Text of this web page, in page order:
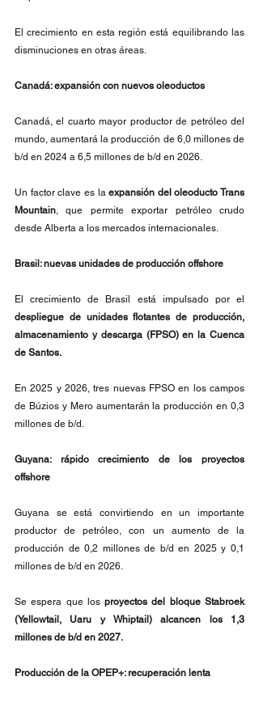
El crecimiento en esta región está equilibrando las
disminuciones en otras áreas.
Canadá: expansión con nuevos oleoductos
Canadá, el cuarto mayor productor de petróleo del
mundo, aumentará la producción de 6,0 millones de
b/d en 2024 a 6,5 ​​​​millones de b/d en 2026.
Un factor clave es la expansión del oleoducto Trans
Mountain, que permite exportar petróleo crudo
desde Alberta a los mercados internacionales.
Brasil: nuevas unidades de producción offshore
despliegue de unidades flotantes de producción,
almacenamiento y descarga (FPSO) en la Cuenca
de Santos.
En 2025 y 2026, tres nuevas FPSO en los campos
de Búzios y Mero aumentarán la producción en 0,3
millones de b/d.
Guyana: rápido crecimiento de los proyectos
offshore
Guyana se está convirtiendo en un importante
productor de petróleo, con un aumento de la
producción de 0,2 millones de b/d en 2025 y 0,1
millones de b/d en 2026.
Se espera que los proyectos del bloque Stabroek
(Yellowtail, Uaru y Whiptail) alcancen los 1,3
millones de b/d en 2027.
Producción de la OPEP+: recuperación lenta